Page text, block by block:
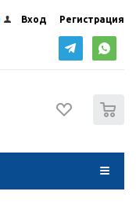
Вход Регистрация